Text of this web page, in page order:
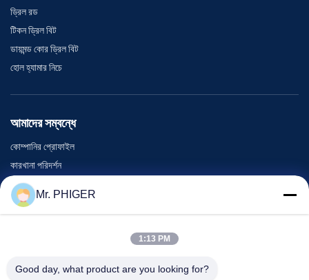
ড্রিল রড
টিকন ড্রিল বিট
ডায়মন্ড কোর ড্রিল বিট
হোল হ্যামার নিচে
আমাদের সম্বন্ধে
কোম্পানির প্রোফাইল
কারখানা পরিদর্শন
গুণমান নিয়ন্ত্রণ
সাইট ম্যাপ
ঘটনা
Mr. PHIGER
1:13 PM
Good day, what product are you looking for?